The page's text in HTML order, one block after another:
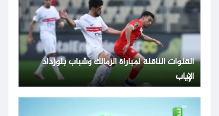
القنوات الناقلة لمباراة الزمالك وشباب بلوزداد
الإياب